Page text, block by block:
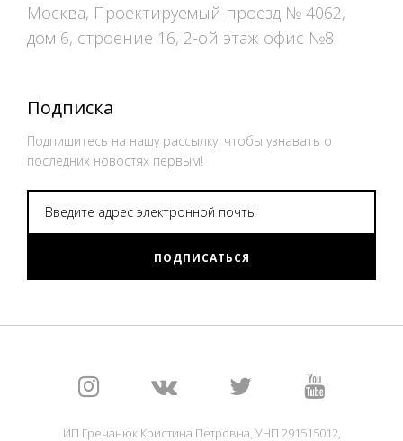
Москва, Проектируемый проезд № 4062,
дом 6, строение 16, 2-ой этаж офис №8
Подписка
Подпишитесь на нашу рассылку, чтобы узнавать о
последних новостях первым!
ПОДПИСАТЬСЯ
ИП Гречанюк Кристина Петровна, УНП 291515012,